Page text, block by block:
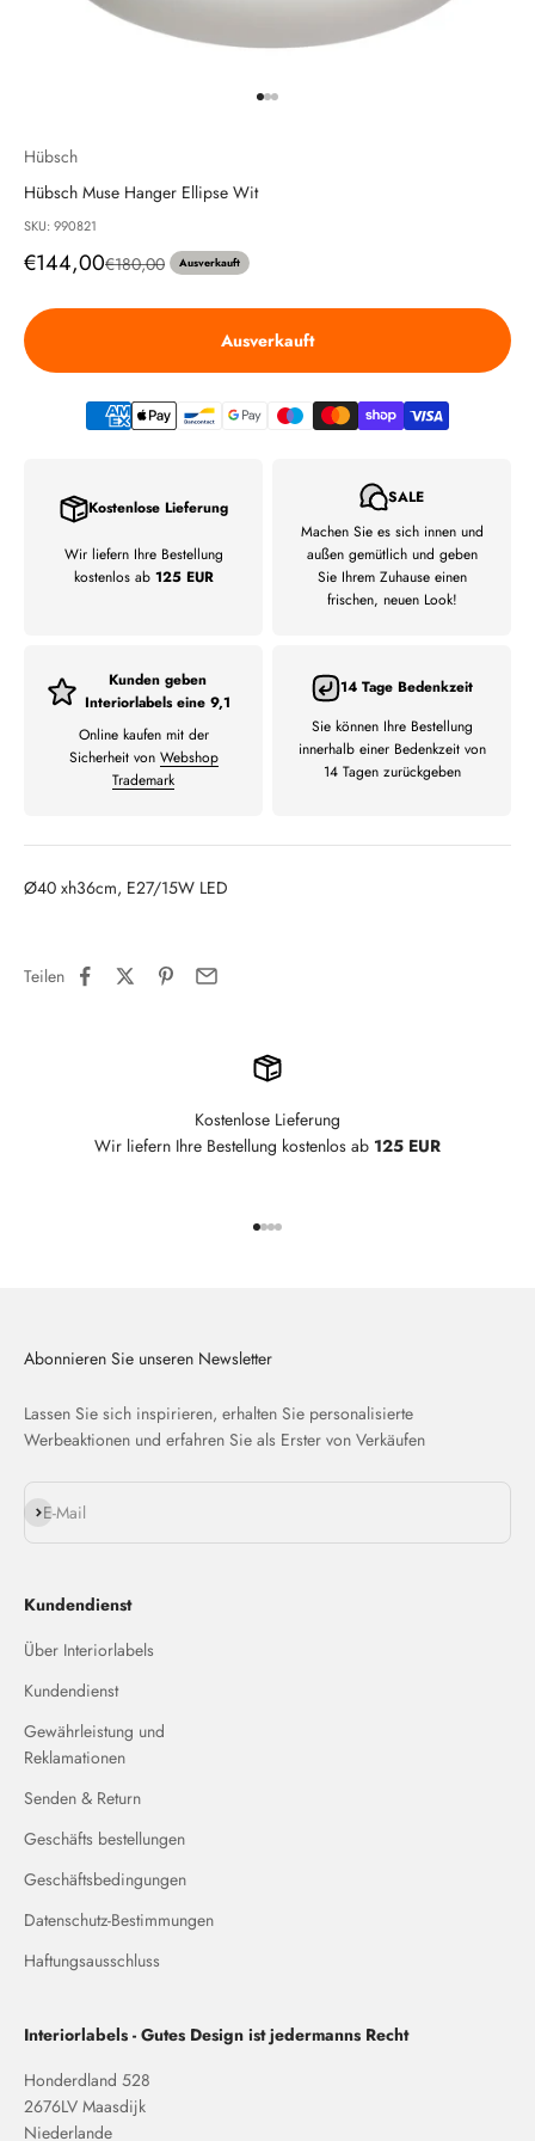
Hübsch
Hübsch Muse Hanger Ellipse Wit
SKU: 990821
Angebot
€144,00Regulärer Preis
€180,00 Ausverkauft
Ausverkauft
Kostenlose Lieferung
Wir liefern Ihre Bestellung
kostenlos ab 125 EUR
SALE
Machen Sie es sich innen und
außen gemütlich und geben
Sie Ihrem Zuhause einen
frischen, neuen Look!
Kunden geben
Interiorlabels eine 9,1
Online kaufen mit der
Sicherheit von Webshop
Trademark
14 Tage Bedenkzeit
Sie können Ihre Bestellung
innerhalb einer Bedenkzeit von
14 Tagen zurückgeben
Ø40 xh36cm, E27/15W LED
Teilen
Kostenlose Lieferung
Wir liefern Ihre Bestellung kostenlos ab 125 EUR
Abonnieren Sie unseren Newsletter
Lassen Sie sich inspirieren, erhalten Sie personalisierte
Werbeaktionen und erfahren Sie als Erster von Verkäufen
E-Mail
Abonnieren
Kundendienst
Über Interiorlabels
Kundendienst
Gewährleistung und
Reklamationen
Senden & Return
Geschäfts bestellungen
Geschäftsbedingungen
Datenschutz-Bestimmungen
Haftungsausschluss
Interiorlabels - Gutes Design ist jedermanns Recht
Honderdland 528
2676LV Maasdijk
Niederlande